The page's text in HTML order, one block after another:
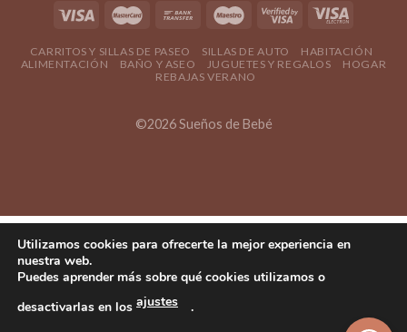
CARRITOS Y SILLAS DE PASEO SILLAS DE AUTO
HABITACIÓN
ALIMENTACIÓN
BAÑO Y ASEO JUGUETES Y REGALOS
HOGAR
REBAJAS VERANO
©2026 Sueños de Bebé
Utilizamos cookies para ofrecerte la mejor experiencia en
nuestra web.
Puedes aprender más sobre qué cookies utilizamos o
desactivarlas en los ajustes .